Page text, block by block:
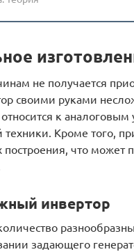
не получается
своими руками
к
техники. Кроме того,
построения, что
инвертор
задающего